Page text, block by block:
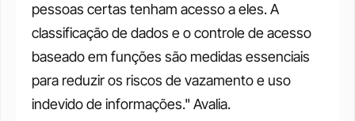
pessoas certas tenham acesso a eles. A
classificação de dados e o controle de acesso
baseado em funções são medidas essenciais
para reduzir os riscos de vazamento e uso
indevido de informações." Avalia.